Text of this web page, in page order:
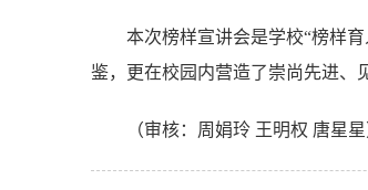
本次榜样宣讲会是学校“榜样
鉴，更在校园内营造了崇尚先进、
（审核：周娟玲 王明权 唐星星